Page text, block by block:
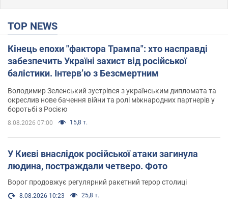
TOP NEWS
Кінець епохи "фактора Трампа": хто насправді
забезпечить Україні захист від російської
балістики. Інтерв’ю з Безсмертним
Володимир Зеленський зустрівся з українським дипломата та
окреслив нове бачення війни та ролі міжнародних партнерів у
боротьбі з Росією
8.08.2026 07:00 15,8 т.
У Києві внаслідок російської атаки загинула
людина, постраждали четверо. Фото
Ворог продовжує регулярний ракетний терор столиці
8.08.2026 10:23 25,8 т.